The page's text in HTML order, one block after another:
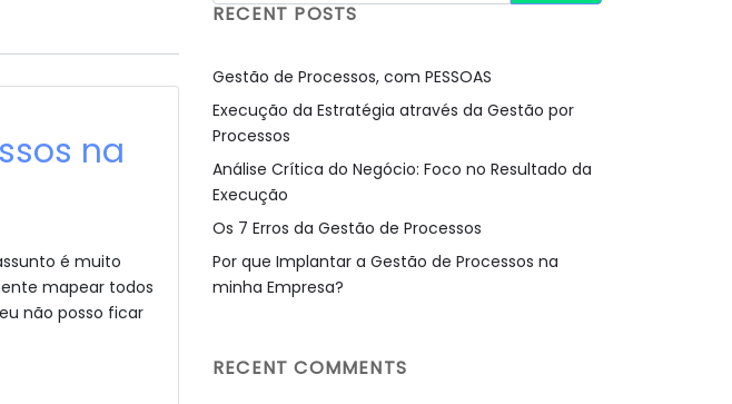
na
é muito
mapear todos
não posso ficar
RECENT POSTS
Gestão de Processos, com PESSOAS
Execução da Estratégia através da Gestão por
Processos
Análise Crítica do Negócio: Foco no Resultado da
Execução
Os 7 Erros da Gestão de Processos
Por que Implantar a Gestão de Processos na
minha Empresa?
RECENT COMMENTS